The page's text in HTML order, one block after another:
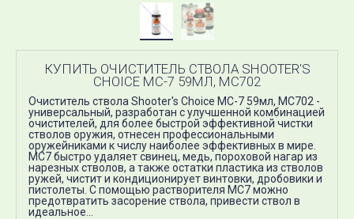
КУПИТЬ ОЧИСТИТЕЛЬ СТВОЛА SHOOTER'S
CHOICE MC-7 59МЛ, MC702
Очиститель ствола Shooter's Choice MC-7 59мл, MC702 -
универсальный, разработан с улучшенной комбинацией
очистителей, для более быстрой эффективной чистки
стволов оружия, отнесен профессиональными
оружейниками к числу наиболее эффективных в мире.
МС7 быстро удаляет свинец, медь, пороховой нагар из
нарезных стволов, а также остатки пластика из стволов
ружей, чистит и кондиционирует винтовки, дробовики и
пистолеты. С помощью растворителя MC7 можно
предотвратить засорение ствола, привести ствол в
идеальное...